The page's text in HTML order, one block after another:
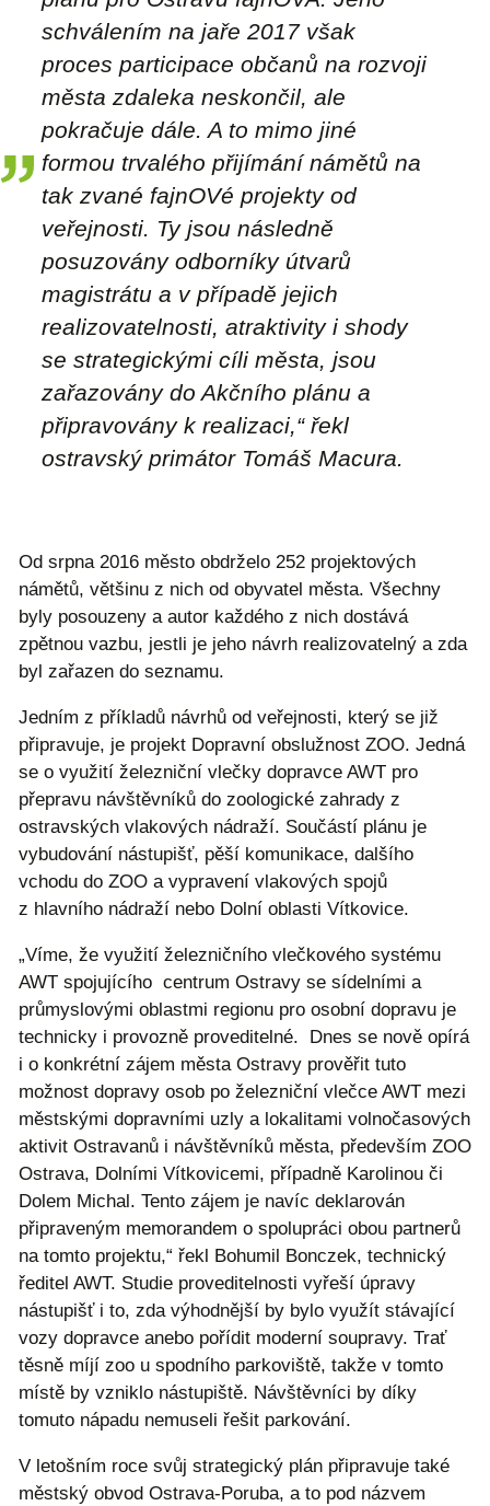
schválením na jaře 2017 však
proces participace občanů na rozvoji
města zdaleka neskončil, ale
pokračuje dále. A to mimo jiné
formou trvalého přijímání námětů na
tak zvané fajnOVé projekty od
veřejnosti. Ty jsou následně
posuzovány odborníky útvarů
magistrátu a v případě jejich
realizovatelnosti, atraktivity i shody
se strategickými cíli města, jsou
zařazovány do Akčního plánu a
připravovány k realizaci,“ řekl
ostravský primátor Tomáš Macura.
Od srpna 2016 město obdrželo 252 projektových
námětů, většinu z nich od obyvatel města. Všechny
byly posouzeny a autor každého z nich dostává
zpětnou vazbu, jestli je jeho návrh realizovatelný a zda
byl zařazen do seznamu.
Jedním z příkladů návrhů od veřejnosti, který se již
připravuje, je projekt Dopravní obslužnost ZOO. Jedná
se o využití železniční vlečky dopravce AWT pro
přepravu návštěvníků do zoologické zahrady z
ostravských vlakových nádraží. Součástí plánu je
vybudování nástupišť, pěší komunikace, dalšího
vchodu do ZOO a vypravení vlakových spojů
z hlavního nádraží nebo Dolní oblasti Vítkovice.
„Víme, že využití železničního vlečkového systému
AWT spojujícího centrum Ostravy se sídelními a
průmyslovými oblastmi regionu pro osobní dopravu je
technicky i provozně proveditelné. Dnes se nově opírá
i o konkrétní zájem města Ostravy prověřit tuto
možnost dopravy osob po železniční vlečce AWT mezi
městskými dopravními uzly a lokalitami volnočasových
aktivit Ostravanů i návštěvníků města, především ZOO
Ostrava, Dolními Vítkovicemi, případně Karolinou či
Dolem Michal. Tento zájem je navíc deklarován
připraveným memorandem o spolupráci obou partnerů
na tomto projektu,“ řekl Bohumil Bonczek, technický
ředitel AWT. Studie proveditelnosti vyřeší úpravy
nástupišť i to, zda výhodnější by bylo využít stávající
vozy dopravce anebo pořídit moderní soupravy. Trať
těsně míjí zoo u spodního parkoviště, takže v tomto
místě by vzniklo nástupiště. Návštěvníci by díky
tomuto nápadu nemuseli řešit parkování.
V letošním roce svůj strategický plán připravuje také
městský obvod Ostrava-Poruba, a to pod názvem